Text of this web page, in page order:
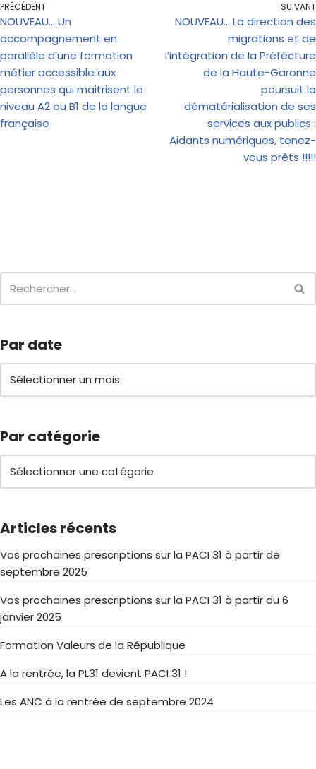
PRÉCÉDENT
NOUVEAU… Un
accompagnement en
parallèle d’une formation
métier accessible aux
personnes qui maitrisent le
niveau A2 ou B1 de la langue
française
SUIVANT
NOUVEAU… La direction des
migrations et de
l’intégration de la Préfécture
de la Haute-Garonne
poursuit la
dématérialisation de ses
services aux publics :
Aidants numériques, tenez-
vous prêts !!!!!
Par date
Par catégorie
Articles récents
Vos prochaines prescriptions sur la PACI 31 à partir de
septembre 2025
Vos prochaines prescriptions sur la PACI 31 à partir du 6
janvier 2025
Formation Valeurs de la République
A la rentrée, la PL31 devient PACI 31 !
Les ANC à la rentrée de septembre 2024